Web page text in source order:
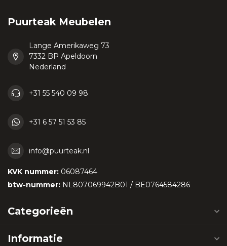
Puurteak Meubelen
Lange Amerikaweg 73
7332 BP Apeldoorn
Nederland
+31 55 540 09 98
+31 6 57 51 53 85
info@puurteak.nl
KVK nummer: 06087464
btw-nummer: NL807069942B01 / BE0764584286
Categorieën
Informatie